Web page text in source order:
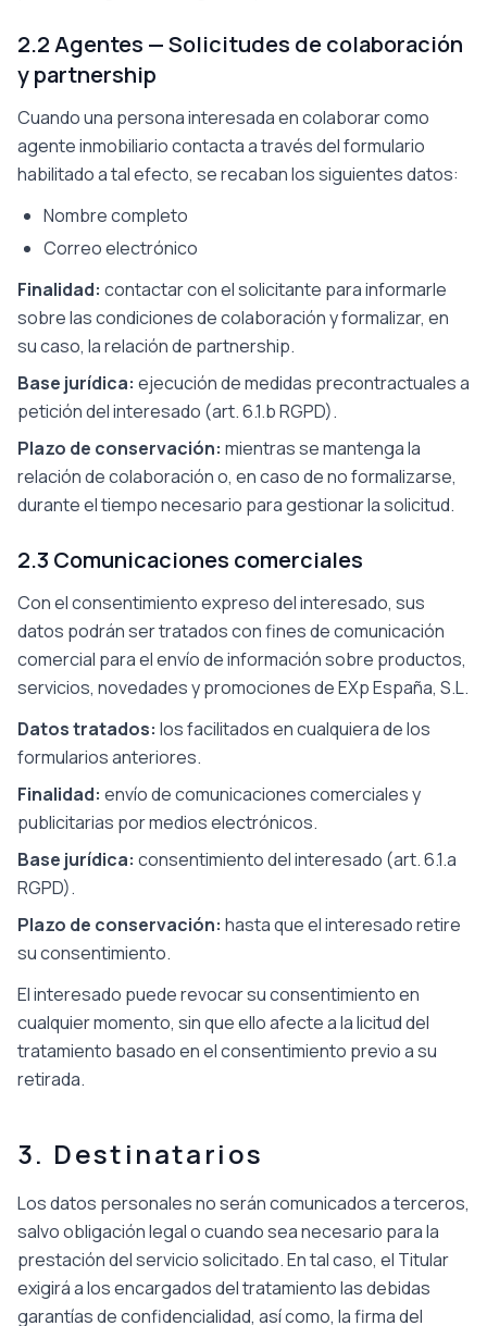
2.2 Agentes — Solicitudes de colaboración
y partnership
Cuando una persona interesada en colaborar como
agente inmobiliario contacta a través del formulario
habilitado a tal efecto, se recaban los siguientes datos:
Nombre completo
Correo electrónico
Finalidad: contactar con el solicitante para informarle
sobre las condiciones de colaboración y formalizar, en
su caso, la relación de partnership.
Base jurídica: ejecución de medidas precontractuales a
petición del interesado (art. 6.1.b RGPD).
Plazo de conservación: mientras se mantenga la
relación de colaboración o, en caso de no formalizarse,
durante el tiempo necesario para gestionar la solicitud.
2.3 Comunicaciones comerciales
Con el consentimiento expreso del interesado, sus
datos podrán ser tratados con fines de comunicación
comercial para el envío de información sobre productos,
servicios, novedades y promociones de EXp España, S.L.
Datos tratados: los facilitados en cualquiera de los
formularios anteriores.
Finalidad: envío de comunicaciones comerciales y
publicitarias por medios electrónicos.
Base jurídica: consentimiento del interesado (art. 6.1.a
RGPD).
Plazo de conservación: hasta que el interesado retire
su consentimiento.
El interesado puede revocar su consentimiento en
cualquier momento, sin que ello afecte a la licitud del
tratamiento basado en el consentimiento previo a su
retirada.
3. Destinatarios
Los datos personales no serán comunicados a terceros,
salvo obligación legal o cuando sea necesario para la
prestación del servicio solicitado. En tal caso, el Titular
exigirá a los encargados del tratamiento las debidas
garantías de confidencialidad, así como, la firma del